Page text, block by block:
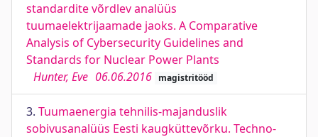
standardite võrdlev analüüs
tuumaelektrijaamade jaoks. A Comparative
Analysis of Cybersecurity Guidelines and
Standards for Nuclear Power Plants
Hunter, Eve 06.06.2016 magistritööd
3. Tuumaenergia tehnilis-majanduslik
sobivusanalüüs Eesti kaugküttevõrku. Techno-